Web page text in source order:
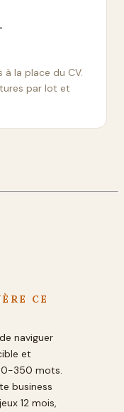
la place du CV.
par lot et
CE
naviguer
et
350 mots.
business
12 mois,